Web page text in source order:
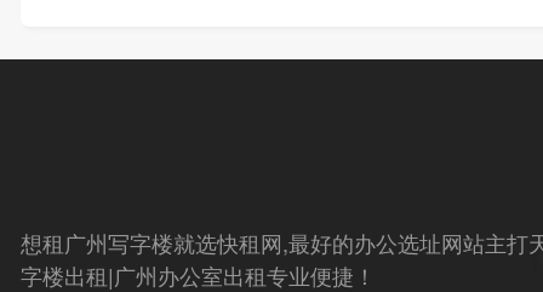
想租广州写字楼就选快租网,最好的办公选址网站主打
字楼出租|广州办公室出租专业便捷！